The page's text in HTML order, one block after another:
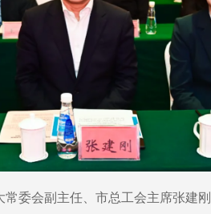
常委会副主任、市总工会主席张建刚